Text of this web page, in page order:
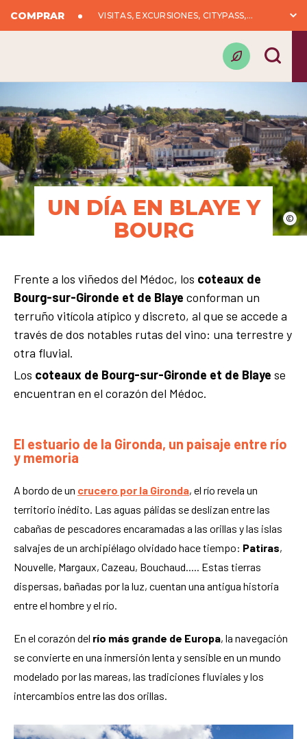
COMPRAR VISITAS, EXCURSIONES, CITYPASS,...
©
UN DÍA EN BLAYE Y
BOURG
Frente a los viñedos del Médoc, los coteaux de
Bourg-sur-Gironde et de Blaye conforman un
terruño vitícola atípico y discreto, al que se accede a
través de dos notables rutas del vino: una terrestre y
otra fluvial.
Los coteaux de Bourg-sur-Gironde et de Blaye se
encuentran en el corazón del Médoc.
El estuario de la Gironda, un paisaje entre río
y memoria
A bordo de un crucero por la Gironda, el río revela un
territorio inédito. Las aguas pálidas se deslizan entre las
cabañas de pescadores encaramadas a las orillas y las islas
salvajes de un archipiélago olvidado hace tiempo: Patiras,
Nouvelle, Margaux, Cazeau, Bouchaud..... Estas tierras
dispersas, bañadas por la luz, cuentan una antigua historia
entre el hombre y el río.
En el corazón del río más grande de Europa, la navegación
se convierte en una inmersión lenta y sensible en un mundo
modelado por las mareas, las tradiciones fluviales y los
intercambios entre las dos orillas.